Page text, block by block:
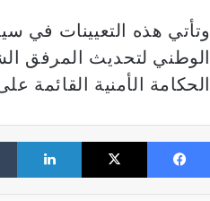
وتأتي هذه التعيينات في
الوطني لتحديث المرفق
الحكامة الأمنية القائمة
Facebook
X